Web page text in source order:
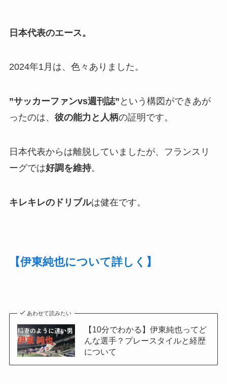
日本代表のエース。
2024年1月は、色々ありました。
”サッカーファンvs週刊誌” という構図ができあが
ったのは、 彼の能力と人柄の証明です。
日本代表からは離脱していましたが、フランスリ
ーグでは好調を維持。
キレキレのドリブルは健在です。
【伊東純也について詳しく】
あわせて読みたい
【10分でわかる】伊東純也ってど
んな選手？プレースタイルと経歴
について